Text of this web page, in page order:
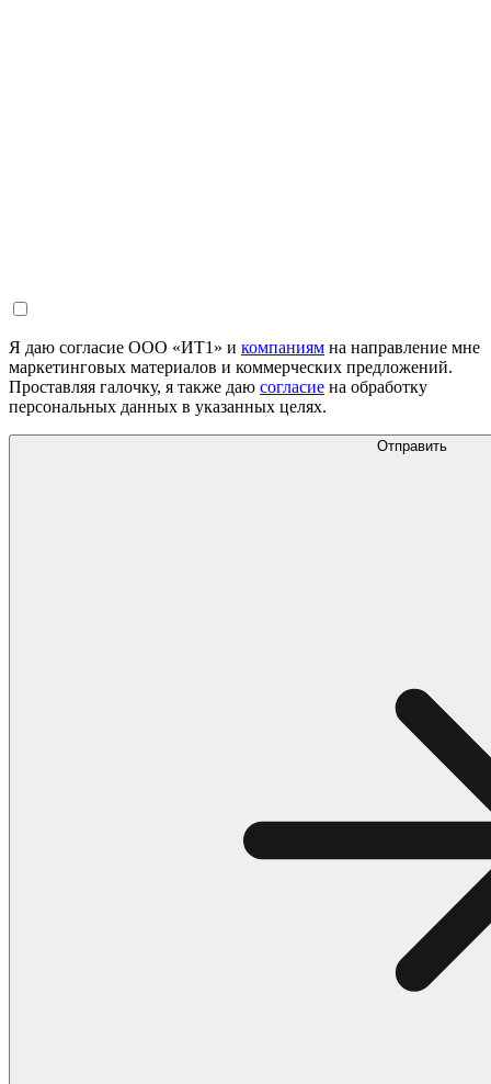
Я даю согласие ООО «ИТ1» и компаниям на направление мне
маркетинговых материалов и коммерческих предложений.
Проставляя галочку, я также даю согласие на обработку
персональных данных в указанных целях.
Отправить